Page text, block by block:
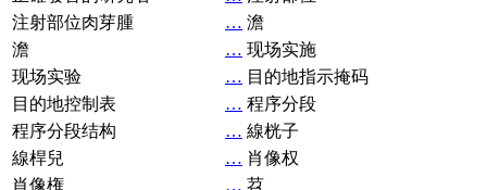
注射部位肉芽腫
… 澹
澹
… 现场实施
现场实验
… 目的地指示掩码
目的地控制表
… 程序分段
程序分段结构
… 線桄子
線桿兒
… 肖像权
肖像権
… 苕